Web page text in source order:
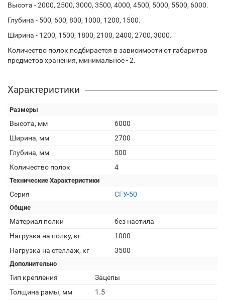
Высота - 2000, 2500, 3000, 3500, 4000, 4500, 5000, 5500, 6000.
Глубина - 500, 600, 800, 1000, 1200, 1500.
Ширина - 1200, 1500, 1800, 2100, 2400, 2700, 3000.
Количество полок подбирается в зависимости от габаритов
предметов хранения, минимальное - 2.
Характеристики
Размеры
Высота, мм
6000
Ширина, мм
2700
Глубина, мм
500
Количество полок
4
Технические Характеристики
Серия СГУ-50
Общие
Материал полки
без настила
Нагрузка на полку, кг
1000
Нагрузка на стеллаж, кг
3500
Дополнительно
Тип крепления
Зацепы
Толщина рамы, мм
1.5